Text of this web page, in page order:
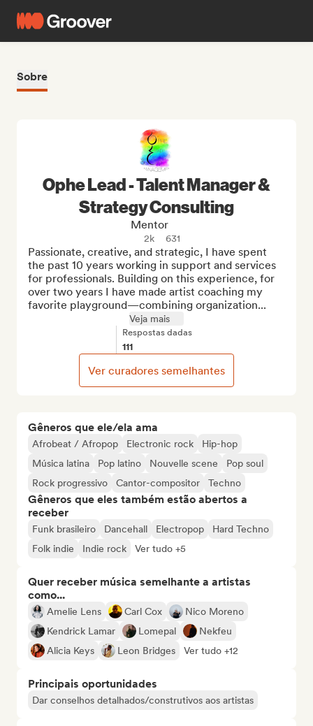
Sobre
Gêneros que ele/ela ama
Afrobeat / Afropop Electronic rock
Hip-hop
Música latina
Pop latino Nouvelle scene
Pop soul
Rock progressivo
Cantor-compositor Techno
Gêneros que eles também estão abertos a
receber
Funk brasileiro Dancehall Electropop
Hard Techno
Folk indie
Indie rock Ver tudo +5
Quer receber música semelhante a artistas
como...
Amelie Lens Carl Cox
Nico Moreno
Kendrick Lamar
Lomepal
Nekfeu
Alicia Keys
Leon Bridges Ver tudo +12
Principais oportunidades
Dar conselhos detalhados/construtivos aos artistas
Ophe Lead - Talent Manager &
Strategy Consulting
Mentor
2k 631
Passionate, creative, and strategic, I have spent
the past 10 years working in support and services
for professionals. Building on this experience, for
over two years I have made artist coaching my
favorite playground—combining organization...
Veja mais
Respostas dadas
111
Ver curadores semelhantes